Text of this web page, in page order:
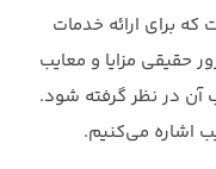
برای ارائه خدمات
حقیقی مزایا و معایب
آن در نظر گرفته شود.
اشاره می‌کنیم.